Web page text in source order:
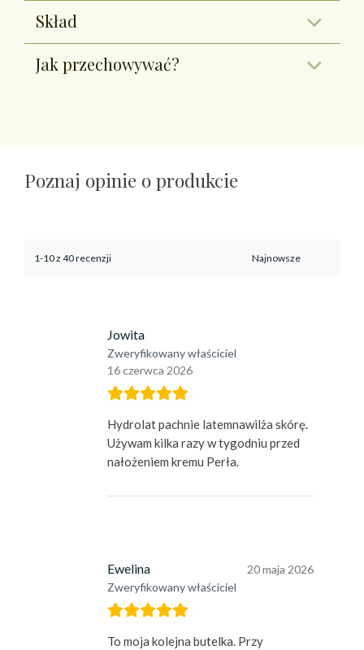
Skład
Jak przechowywać?
Poznaj opinie o produkcie
1-10 z 40 recenzji
Jowita
Zweryfikowany właściciel
16 czerwca 2026
Hydrolat pachnie latemnawilża skórę.
Używam kilka razy w tygodniu przed
nałożeniem kremu Perła.
Ewelina
Zweryfikowany właściciel
20 maja 2026
To moja kolejna butelka. Przy